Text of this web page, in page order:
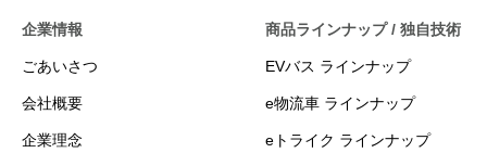
企業情報
ごあいさつ
会社概要
企業理念
商品ラインナップ / 独自技術
EVバス ラインナップ
e物流車 ラインナップ
eトライク ラインナップ